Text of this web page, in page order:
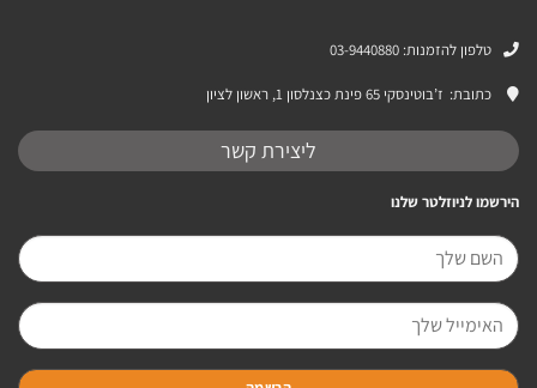
טלפון להזמנות: 03-9440880
כתובת: ז’בוטינסקי 65 פינת כצנלסון 1, ראשון לציון
ליצירת קשר
הירשמו לניוזלטר שלנו